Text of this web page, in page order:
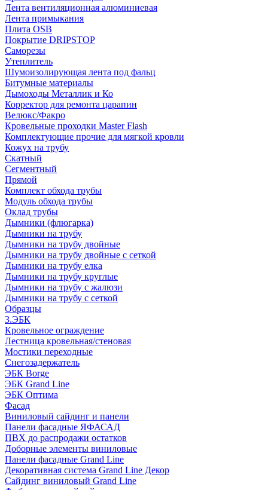
Лента вентиляционная алюминиевая
Лента примыкания
Плита OSB
Покрытие DRIPSTOP
Саморезы
Утеплитель
Шумоизолирующая лента под фальц
Битумные материалы
Дымоходы Металлик и Ко
Корректор для ремонта царапин
Велюкс/Факро
Кровельные проходки Master Flash
Комплектующие прочие для мягкой кровли
Кожух на трубу
Скатный
Сегментный
Прямой
Комплект обхода трубы
Модуль обхода трубы
Оклад трубы
Дымники (флюгарка)
Дымники на трубу
Дымники на трубу двoйные
Дымники на трубу двoйные с сеткой
Дымники на трубу елка
Дымники на трубу круглые
Дымники на трубу с жалюзи
Дымники на трубу с сеткой
Образцы
3.ЭБК
Кровельное ограждение
Лестница кровельная/стеновая
Мостики переходные
Снегозадержатель
ЭБК Borge
ЭБК Grand Line
ЭБК Оптима
Фасад
Виниловый сайдинг и панели
Панели фасадные ЯФАСАД
ПВХ до распродажи остатков
Доборные элементы виниловые
Панели фасадные Grand Line
Декоративная система Grand Line Декор
Сайдинг виниловый Grand Line